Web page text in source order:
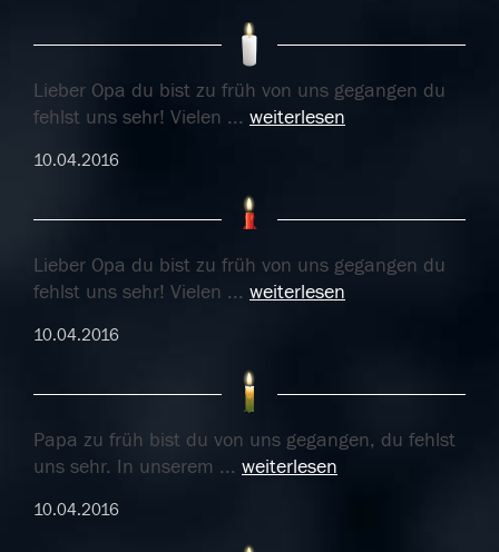
Lieber Opa du bist zu früh von uns gegangen du
fehlst uns sehr! Vielen ... weiterlesen
10.04.2016
Lieber Opa du bist zu früh von uns gegangen du
fehlst uns sehr! Vielen ... weiterlesen
10.04.2016
Papa zu früh bist du von uns gegangen, du fehlst
uns sehr. In unserem ... weiterlesen
10.04.2016